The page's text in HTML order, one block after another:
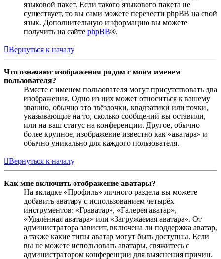
языковой пакет. Если такого языкового пакета не
существует, то вы сами можете перевести phpBB на свой
язык. Дополнительную информацию вы можете
получить на сайте phpBB®.
Вернуться к началу
Что означают изображения рядом с моим именем
пользователя?
Вместе с именем пользователя могут присутствовать два
изображения. Одно из них может относиться к вашему
званию, обычно это звёздочки, квадратики или точки,
указывающие на то, сколько сообщений вы оставили,
или на ваш статус на конференции. Другое, обычно
более крупное, изображение известно как «аватара» и
обычно уникально для каждого пользователя.
Вернуться к началу
Как мне включить отображение аватары?
На вкладке «Профиль» личного раздела вы можете
добавить аватару с использованием четырёх
инструментов: «Граватар», «Галерея аватар»,
«Удалённая аватара» или «Загружаемая аватара». От
администратора зависит, включена ли поддержка аватар,
а также какие типы аватар могут быть доступны. Если
вы не можете использовать аватары, свяжитесь с
администратором конференции для выяснения причин.